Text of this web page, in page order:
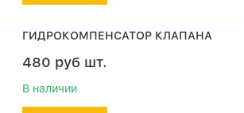
ГИДРОКОМПЕНСАТОР КЛАПАНА
480 руб шт.
В наличии